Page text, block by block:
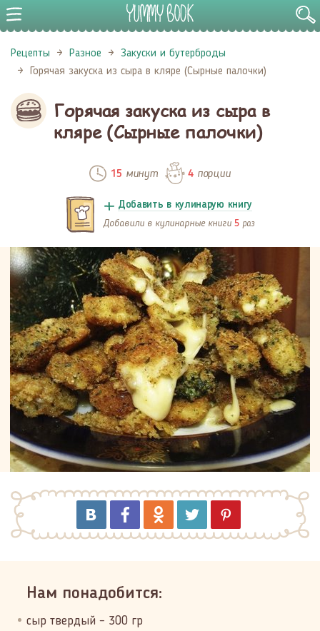
Рецепты Разное
Закуски и бутерброды
Горячая закуска из сыра в кляре (Сырные палочки)
Горячая закуска из сыра в
кляре (Сырные палочки)
15 минут 4порции
Добавить в кулинарую книгу
Добавили в кулинарные книги 5 раз
Нам понадобится:
сыр твердый – 300 гр